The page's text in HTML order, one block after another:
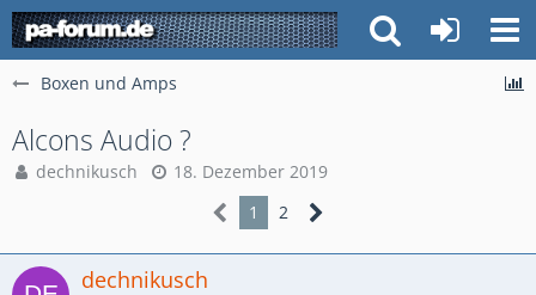
Boxen und Amps
Alcons Audio ?
dechnikusch
18. Dezember 2019
1
2
dechnikusch